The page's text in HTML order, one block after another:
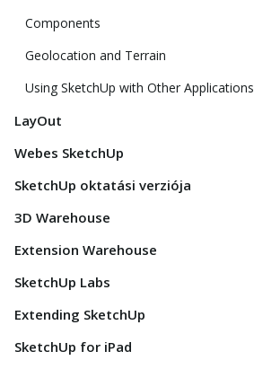
Components
Geolocation and Terrain
Using SketchUp with Other Applications
LayOut
Webes SketchUp
SketchUp oktatási verziója
3D Warehouse
Extension Warehouse
SketchUp Labs
Extending SketchUp
SketchUp for iPad